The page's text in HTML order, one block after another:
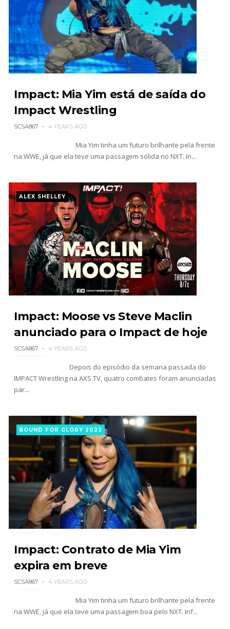
WWE NXT 04 Aug 2026
Unknown- Aug 05 2026
WWE Monday Night Raw 03 Aug 2026
Impact: Mia Yim está de saída do
Impact Wrestling
SCSA867 4 YEARS AGO
Mia Yim tinha um futuro brilhante pela frente
na WWE, já que ela teve uma passagem sólida no NXT. In...
ALEX SHELLEY
Impact: Moose vs Steve Maclin
anunciado para o Impact de hoje
SCSA867 4 YEARS AGO
Depois do episódio da semana passada do
IMPACT Wrestling na AXS TV, quatro combates foram anunciadas
par...
BOUND FOR GLORY 2022
Impact: Contrato de Mia Yim
expira em breve
SCSA867 4 YEARS AGO
Mia Yim tinha um futuro brilhante pela frente
na WWE, já que ela teve uma passagem boa pelo NXT. Inf...